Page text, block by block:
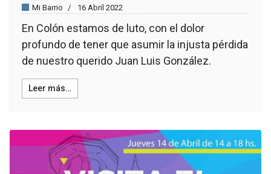
Mi Barrio 16 Abril 2022
En Colón estamos de luto, con el dolor
profundo de tener que asumir la injusta pérdida
de nuestro querido Juan Luis González.
Leer más…